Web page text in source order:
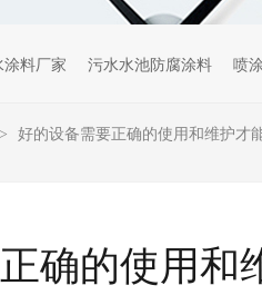
料厂家 污水水池防腐涂料 喷
> 好的设备需要正确的使用和维护才
确的使用和